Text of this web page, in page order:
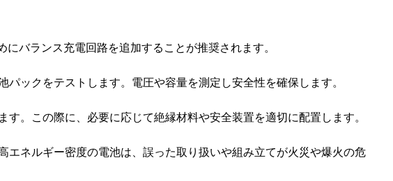
バランス充電回路を追加することが推奨されます。
ックをテストします。電圧や容量を測定し安全性を確保します。
。この際に、必要に応じて絶縁材料や安全装置を適切に配置します。
ネルギー密度の電池は、誤った取り扱いや組み立てが火災や爆火の危